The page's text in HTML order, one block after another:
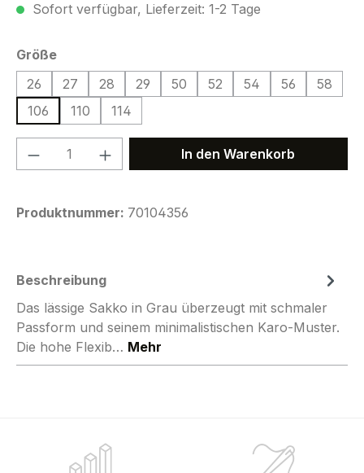
Sofort verfügbar, Lieferzeit: 1-2 Tage
Größeauswählen
26
27 28 29 50 52 54 56
58
106
110 114
Produkt Anzahl: Gib denIn den Warenkorb
Produktnummer: 70104356
Beschreibung
Das lässige Sakko in Grau überzeugt mit schmaler
Passform und seinem minimalistischen Karo-Muster.
Die hohe Flexib… Mehr